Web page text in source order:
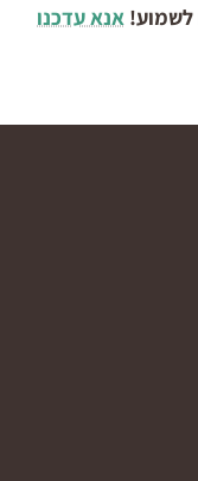
לשמוע! אנא עדכנו